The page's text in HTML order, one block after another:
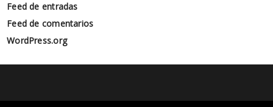
Feed de entradas
Feed de comentarios
WordPress.org